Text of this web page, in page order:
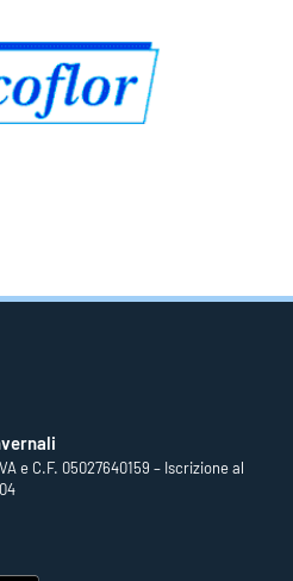
e C.F. 05027640159 – Iscrizione al